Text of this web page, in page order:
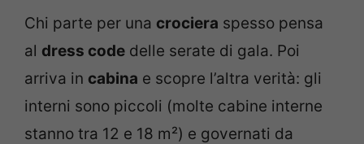
Chi parte per una crociera spesso pensa
al dress code delle serate di gala. Poi
arriva in cabina e scopre l’altra verità: gli
interni sono piccoli (molte cabine interne
stanno tra 12 e 18 m²) e governati da